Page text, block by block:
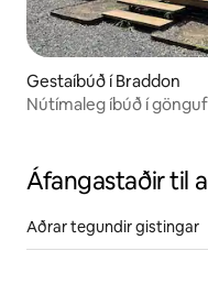
Gestaíbúð í Braddon
Nútímaleg íbúð í
Áfangastaðir til
Aðrar tegundir gistingar